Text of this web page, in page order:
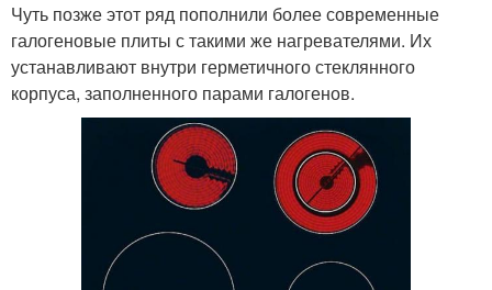
Чуть позже этот ряд пополнили более современные
галогеновые плиты с такими же нагревателями. Их
устанавливают внутри герметичного стеклянного
корпуса, заполненного парами галогенов.